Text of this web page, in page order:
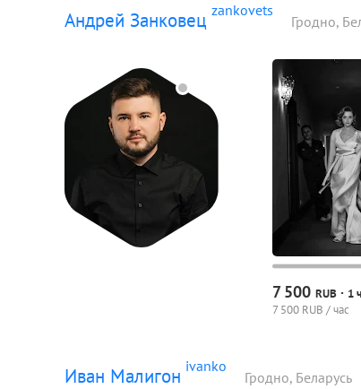
Андрей Занковец zankovets
Гродно,
7500 RUB· 1
7 500 RUB / час
Иван Малигон ivanko
Гродно, Беларусь